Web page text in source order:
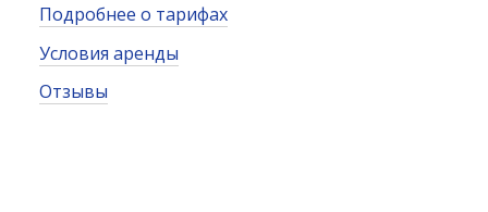
Подробнее о тарифах
Условия аренды
Отзывы